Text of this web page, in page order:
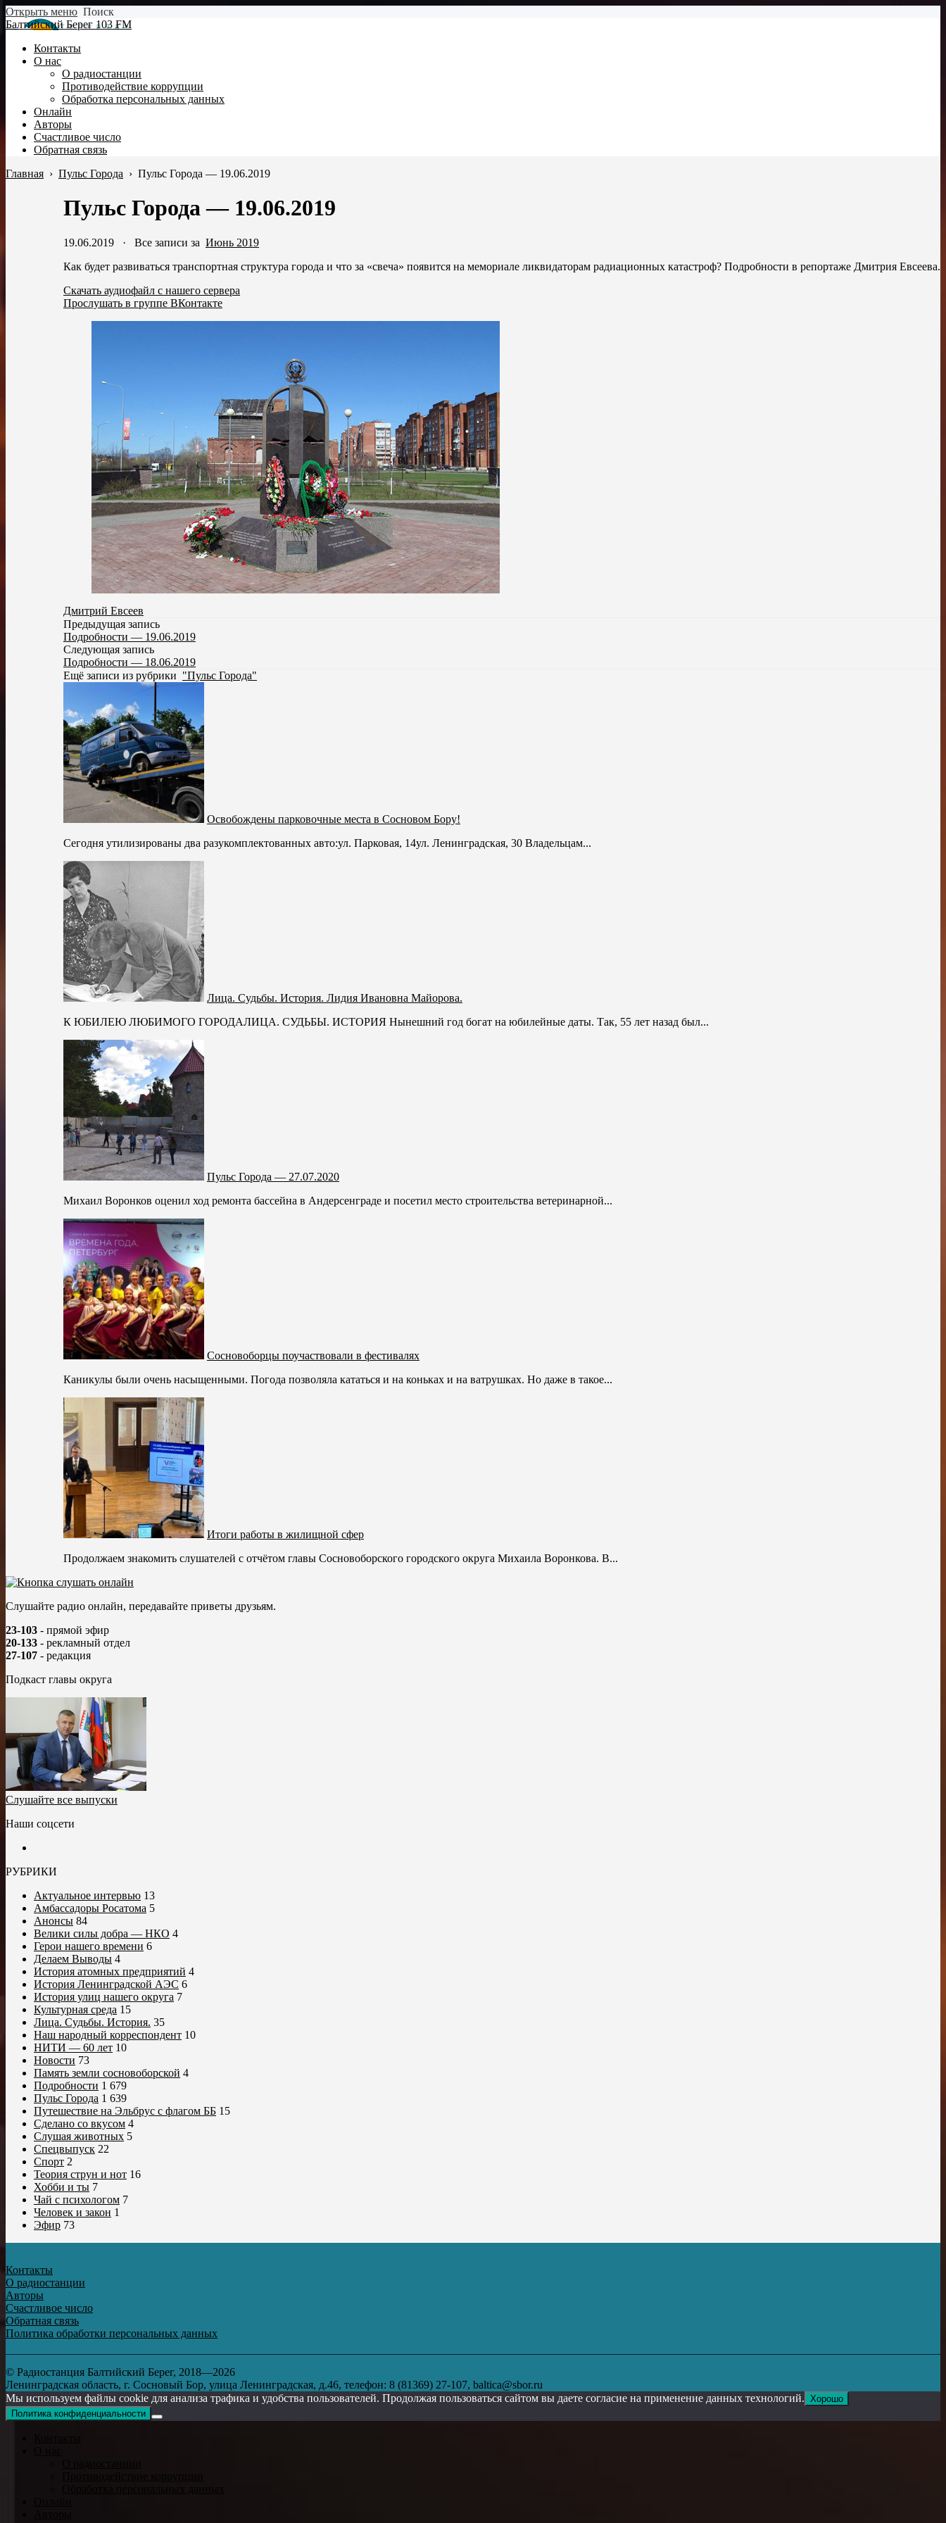
Открыть меню Поиск
Балтийский Берег 103 FM
Контакты
О нас
О радиостанции
Противодействие коррупции
Обработка персональных данных
Онлайн
Авторы
Счастливое число
Обратная связь
Главная › Пульс Города › Пульс Города — 19.06.2019
Пульс Города — 19.06.2019
19.06.2019 · Все записи за Июнь 2019
Как будет развиваться транспортная структура города и что за «свеча» появится на мемориале ликвидаторам радиационных катастроф? Подробности в репортаже Дмитрия Евсеева.
Скачать аудиофайл с нашего сервера
Прослушать в группе ВКонтакте
Дмитрий Евсеев
Предыдущая запись
Подробности — 19.06.2019
Следующая запись
Подробности — 18.06.2019
Ещё записи из рубрики "Пульс Города"
Освобождены парковочные места в Сосновом Бору!
Сегодня утилизированы два разукомплектованных авто:ул. Парковая, 14ул. Ленинградская, 30 Владельцам...
Лица. Судьбы. История. Лидия Ивановна Майорова.
К ЮБИЛЕЮ ЛЮБИМОГО ГОРОДАЛИЦА. СУДЬБЫ. ИСТОРИЯ Нынешний год богат на юбилейные даты. Так, 55 лет назад был...
Пульс Города — 27.07.2020
Михаил Воронков оценил ход ремонта бассейна в Андерсенграде и посетил место строительства ветеринарной...
Сосновоборцы поучаствовали в фестивалях
Каникулы были очень насыщенными. Погода позволяла кататься и на коньках и на ватрушках. Но даже в такое...
Итоги работы в жилищной сфер
Продолжаем знакомить слушателей с отчётом главы Сосновоборского городского округа Михаила Воронкова. В...
Слушайте радио онлайн, передавайте приветы друзьям.
23-103 - прямой эфир
20-133 - рекламный отдел
27-107 - редакция
Подкаст главы округа
Слушайте все выпуски
Наши соцсети
РУБРИКИ
Актуальное интервью 13
Амбассадоры Росатома 5
Анонсы 84
Велики силы добра — НКО 4
Герои нашего времени 6
Делаем Выводы 4
История атомных предприятий 4
История Ленинградской АЭС 6
История улиц нашего округа 7
Культурная среда 15
Лица. Судьбы. История. 35
Наш народный корреспондент 10
НИТИ — 60 лет 10
Новости 73
Память земли сосновоборской 4
Подробности 1 679
Пульс Города 1 639
Путешествие на Эльбрус с флагом ББ 15
Сделано со вкусом 4
Слушая животных 5
Спецвыпуск 22
Спорт 2
Теория струн и нот 16
Хобби и ты 7
Чай с психологом 7
Человек и закон 1
Эфир 73
Контакты
О радиостанции
Авторы
Счастливое число
Обратная связь
Политика обработки персональных данных
© Радиостанция Балтийский Берег, 2018—2026
Ленинградская область, г. Сосновый Бор, улица Ленинградская, д.46, телефон: 8 (81369) 27-107, baltica@sbor.ru
Мы используем файлы cookie для анализа трафика и удобства пользователей. Продолжая пользоваться сайтом вы даете согласие на применение данных технологий. Хорошо
Политика конфиденциальности